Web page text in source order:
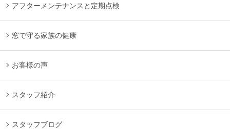
アフターメンテナンスと定期点検
窓で守る家族の健康
お客様の声
スタッフ紹介
スタッフブログ